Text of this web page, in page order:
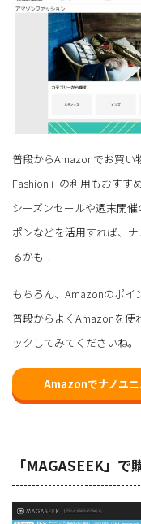
普段からAmazonでお買い
Fashion」の利用もおすすめ
シーズンセールや週末開
ポンなどを活用すれば、
るかも！
もちろん、Amazonのポイ
普段からよくAmazonを使
ックしてみてくださいね。
Amazonでナノユニ
「MAGASEEK」で